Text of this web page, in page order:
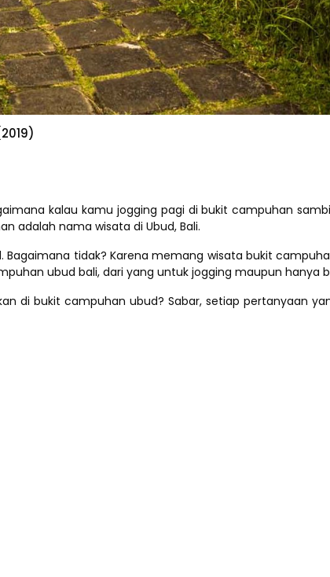
kalau kamu jogging pagi di bukit campuhan
adalah nama wisata di Ubud, Bali.
tidak? Karena memang wisata bukit
ubud bali, dari yang untuk jogging maupun hanya
di bukit campuhan ubud? Sabar, setiap pertanyaan